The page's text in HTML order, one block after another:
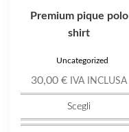
Premium pique polo
shirt
Uncategorized
30,00€ IVA INCLUSA
Scegli